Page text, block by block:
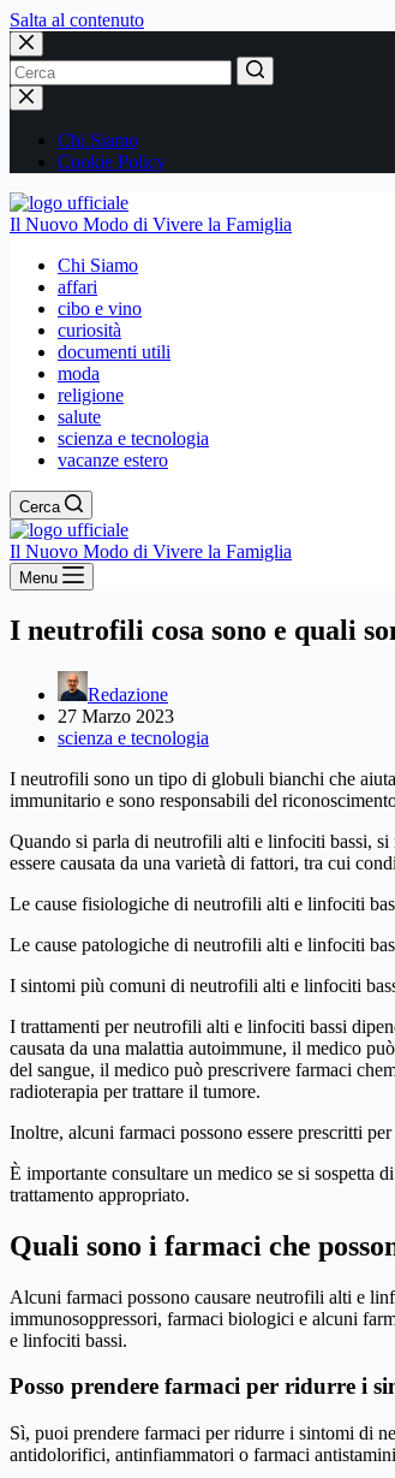
Salta al contenuto
Nessun
risultato
Chi Siamo
Cookie Policy
Il Nuovo Modo di Vivere la Famiglia
Chi Siamo
affari
cibo e vino
curiosità
documenti utili
moda
religione
salute
scienza e tecnologia
vacanze estero
Cerca
Il Nuovo Modo di Vivere la Famiglia
Menu
I neutrofili cosa sono e quali
Redazione
27 Marzo 2023
scienza e tecnologia
I neutrofili sono un tipo di globuli bianchi che
immunitario e sono responsabili del
Quando si parla di neutrofili alti e linfociti bassi,
essere causata da una varietà di fattori, tra cui
Le cause fisiologiche di neutrofili alti e linfociti
Le cause patologiche di neutrofili alti e linfociti
I sintomi più comuni di neutrofili alti e linfociti
I trattamenti per neutrofili alti e linfociti bassi
causata da una malattia autoimmune, il medico
del sangue, il medico può prescrivere farmaci
radioterapia per trattare il tumore.
Inoltre, alcuni farmaci possono essere prescritti
È importante consultare un medico se si sospetta
trattamento appropriato.
Quali sono i farmaci che
Alcuni farmaci possono causare neutrofili alti e
immunosoppressori, farmaci biologici e alcuni
e linfociti bassi.
Posso prendere farmaci per ridurre i
Sì, puoi prendere farmaci per ridurre i sintomi di
antidolorifici, antinfiammatori o farmaci